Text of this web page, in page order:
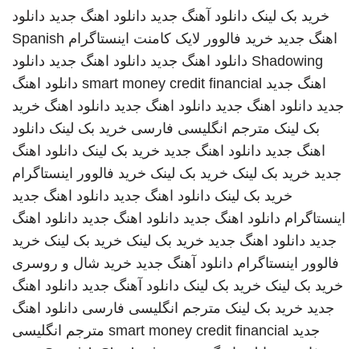
خرید بک لینک دانلود آهنگ جدید دانلود اهنگ جدید دانلود
اهنگ جدید خرید فالوور لایک کامنت اینستاگرام Spanish
Shadowing دانلود اهنگ جدید دانلود اهنگ جدید دانلود
اهنگ جدید smart money credit financial دانلود اهنگ
جدید دانلود اهنگ جدید دانلود اهنگ جدید دانلود اهنگ خرید
بک لینک مترجم انگلیسی فارسی خرید بک لینک دانلود
اهنگ جدید دانلود اهنگ جدید خرید بک لینک دانلود اهنگ
جدید خرید بک لینک خرید بک لینک خرید فالوور اینستاگرام
خرید بک لینک دانلود اهنگ جدید دانلود اهنگ جدید
اینستاگرام دانلود اهنگ جدید دانلود اهنگ جدید دانلود اهنگ
جدید دانلود اهنگ جدید خرید بک لینک خرید بک لینک خرید
فالوور اینستاگرام دانلود آهنگ جدید خرید شال و روسری
خرید بک لینک خرید بک لینک دانلود آهنگ جدید دانلود اهنگ
جدید خرید بک لینک مترجم انگلیسی فارسی دانلود اهنگ
جدید smart money credit financial مترجم انگلیسی